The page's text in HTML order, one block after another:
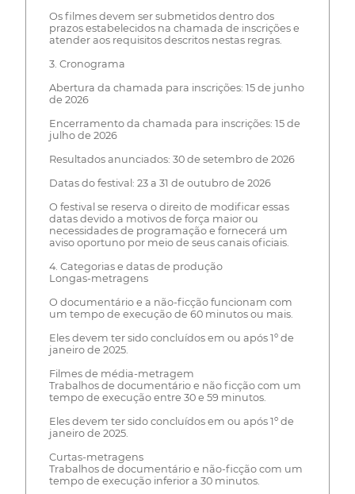
Os filmes devem ser submetidos dentro dos
prazos estabelecidos na chamada de inscrições e
atender aos requisitos descritos nestas regras.
3. Cronograma
Abertura da chamada para inscrições: 15 de junho
de 2026
Encerramento da chamada para inscrições: 15 de
julho de 2026
Resultados anunciados: 30 de setembro de 2026
Datas do festival: 23 a 31 de outubro de 2026
O festival se reserva o direito de modificar essas
datas devido a motivos de força maior ou
necessidades de programação e fornecerá um
aviso oportuno por meio de seus canais oficiais.
4. Categorias e datas de produção
Longas-metragens
O documentário e a não-ficção funcionam com
um tempo de execução de 60 minutos ou mais.
Eles devem ter sido concluídos em ou após 1º de
janeiro de 2025.
Filmes de média-metragem
Trabalhos de documentário e não ficção com um
tempo de execução entre 30 e 59 minutos.
Eles devem ter sido concluídos em ou após 1º de
janeiro de 2025.
Curtas-metragens
Trabalhos de documentário e não-ficção com um
tempo de execução inferior a 30 minutos.